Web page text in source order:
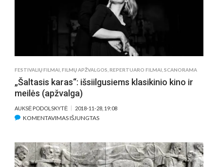
ŠIMTMEČIO
DEBESYS
(APŽVALGA)
FESTIVALIŲ FILMAI FILMŲ APŽVALGOS REPERTUARO FILMAI SCANORAMA
„Šaltasis karas“: išsiilgusiems klasikinio kino ir
meilės (apžvalga)
AUKSĖ PODOLSKYTĖ 2018-11-28, 19:08
KOMENTAVIMAS IŠJUNGTASĮRAŠE
IŠSIILGUSIEMS
KLASIKINIO